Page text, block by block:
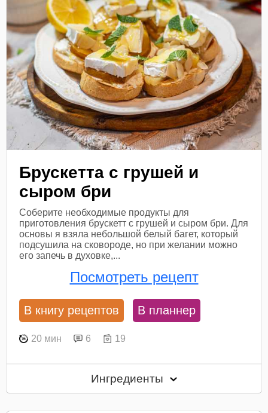
Брускетта с грушей и
сыром бри
Соберите необходимые продукты для
приготовления брускетт с грушей и сыром бри. Для
основы я взяла небольшой белый багет, который
подсушила на сковороде, но при желании можно
его запечь в духовке,...
Посмотреть рецепт
В книгу рецептов В планнер
20 мин 6 19
Ингредиенты